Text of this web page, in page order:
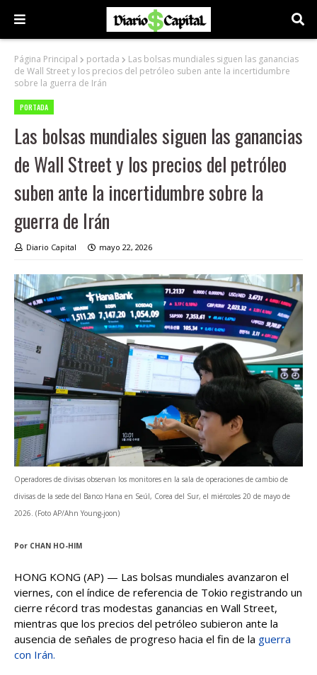
Página Principal portada
Las bolsas mundiales siguen las ganancias
de Wall Street y los precios del petróleo suben ante la incertidumbre
sobre la guerra de Irán
PORTADA
Las bolsas mundiales siguen las ganancias
de Wall Street y los precios del petróleo
suben ante la incertidumbre sobre la
guerra de Irán
Diario Capital mayo 22, 2026
Operadores de divisas observan los monitores en la sala de operaciones de cambio de
divisas de la sede del Banco Hana en Seúl, Corea del Sur, el miércoles 20 de mayo de
2026. (Foto AP/Ahn Young-joon)
Por CHAN HO-HIM
HONG KONG (AP) — Las bolsas mundiales avanzaron el
viernes, con el índice de referencia de Tokio registrando un
cierre récord tras modestas ganancias en Wall Street,
mientras que los precios del petróleo subieron ante la
ausencia de señales de progreso hacia el fin de la guerra
con Irán.